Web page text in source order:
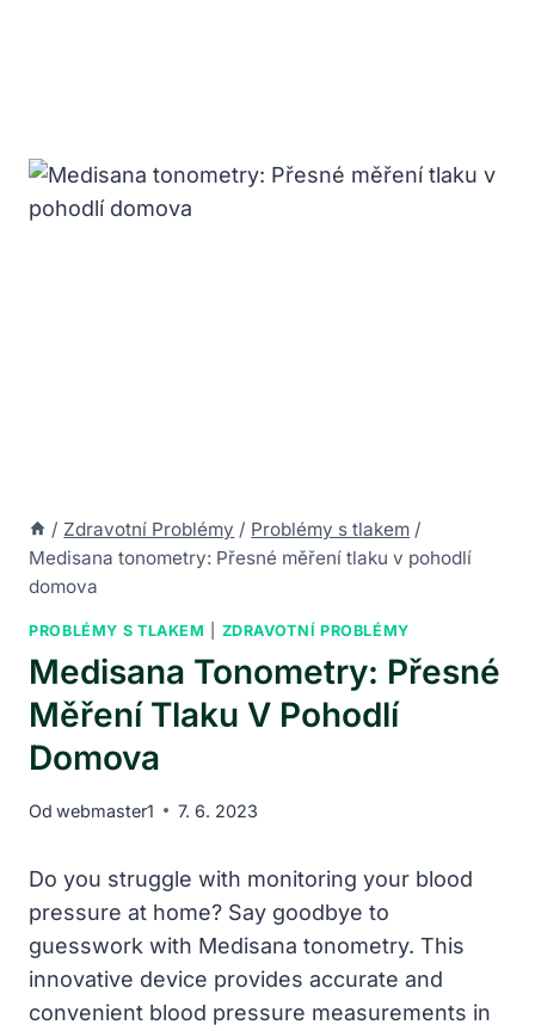
/ Zdravotní Problémy / Problémy s tlakem /
Medisana tonometry: Přesné měření tlaku v pohodlí
domova
PROBLÉMY S TLAKEM ZDRAVOTNÍ PROBLÉMY
Medisana Tonometry: Přesné
Měření Tlaku V Pohodlí
Domova
Od webmaster1 7. 6. 2023
Do you struggle with monitoring your blood
pressure at home? Say goodbye to
guesswork with Medisana tonometry. This
innovative device provides accurate and
convenient blood pressure measurements in